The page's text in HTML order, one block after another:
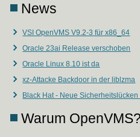
News
VSI OpenVMS V9.2-3 für x86_64
Oracle 23ai Release verschoben
Oracle Linux 8.10 ist da
xz-Attacke Backdoor in der liblzma
Black Hat - Neue Sicherheitslücken
Warum OpenVMS?